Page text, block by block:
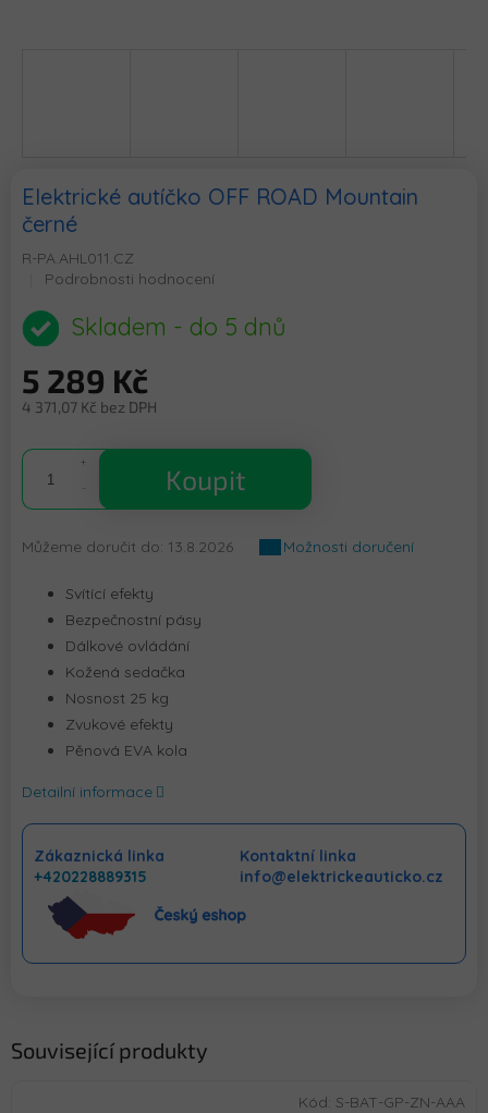
Elektrické autíčko OFF ROAD Mountain
černé
R-PA.AHL011.CZ
Průměrné
produktu
je
z
5
Podrobnosti hodnocení
Skladem - do 5 dnů
5 289 Kč
4 371,07 Kč bez DPH
cena:
Koupit
Můžeme doručit do: 13.8.2026 Možnosti doručení
Svítící efekty
Bezpečnostní pásy
Dálkové ovládání
Kožená sedačka
Nosnost 25 kg
Zvukové efekty
Pěnová EVA kola
Detailní informace
Zákaznická linka
+420228889315
Kontaktní linka
info@elektrickeauticko.cz
Související produkty
Kód: S-BAT-GP-ZN-AAA